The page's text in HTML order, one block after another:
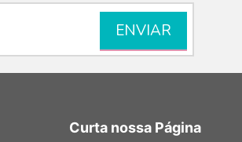
VISUALIZAR
Curta nossa Página